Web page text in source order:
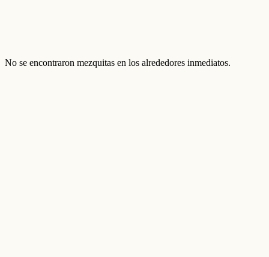
No se encontraron mezquitas en los alrededores inmediatos.